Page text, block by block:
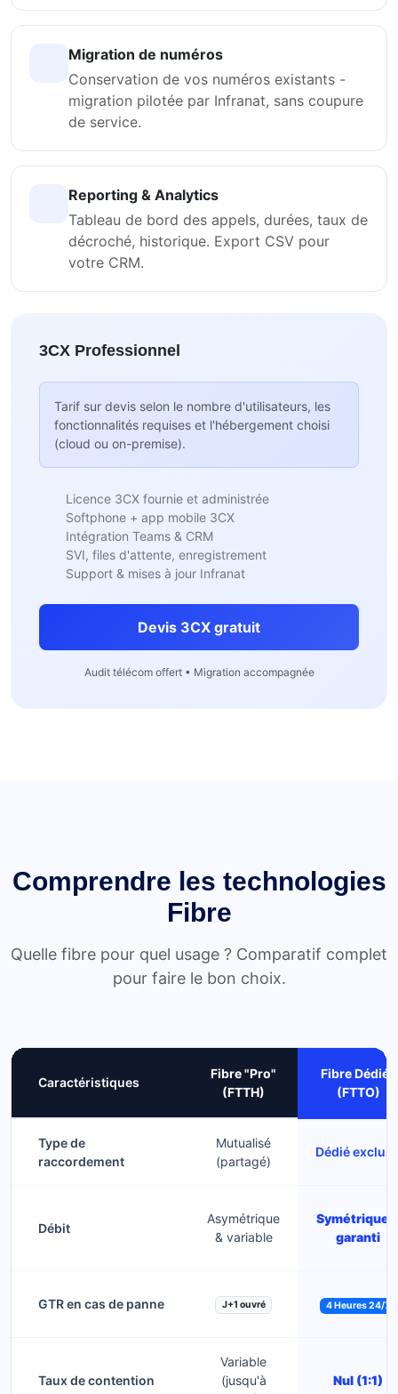
Migration de numéros
Conservation de vos numéros existants -
migration pilotée par Infranat, sans coupure
de service.
Reporting & Analytics
Tableau de bord des appels, durées, taux de
décroché, historique. Export CSV pour
votre CRM.
3CX Professionnel
Tarif sur devis selon le nombre d'utilisateurs, les
fonctionnalités requises et l'hébergement choisi
(cloud ou on-premise).
Licence 3CX fournie et administrée
Softphone + app mobile 3CX
Intégration Teams & CRM
SVI, files d'attente, enregistrement
Support & mises à jour Infranat
Devis 3CX gratuit
Audit télécom offert • Migration accompagnée
Comprendre les technologies
Fibre
Quelle fibre pour quel usage ? Comparatif complet
pour faire le bon choix.
Caractéristiques
Fibre "Pro"
(FTTH)
Fibre Dédiée
(FTTO)
Type de
raccordement
Mutualisé
(partagé)
Dédié
Débit
Asymétrique
& variable
Symétrique
garanti
GTR en cas de panne J+1 ouvré 4 Heures 24/7
Taux de contention
Variable
(jusqu'à
Nul (1:1)